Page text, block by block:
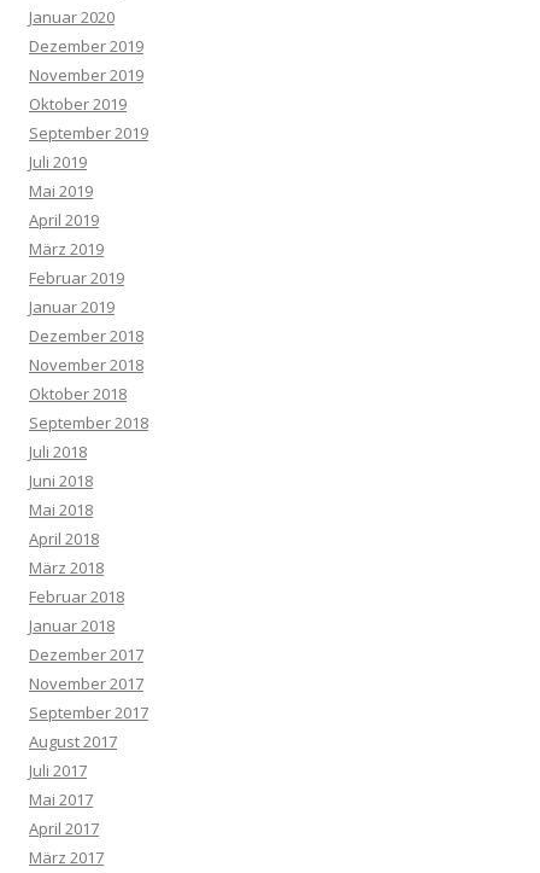
Januar 2020
Dezember 2019
November 2019
Oktober 2019
September 2019
Juli 2019
Mai 2019
April 2019
März 2019
Februar 2019
Januar 2019
Dezember 2018
November 2018
Oktober 2018
September 2018
Juli 2018
Juni 2018
Mai 2018
April 2018
März 2018
Februar 2018
Januar 2018
Dezember 2017
November 2017
September 2017
August 2017
Juli 2017
Mai 2017
April 2017
März 2017